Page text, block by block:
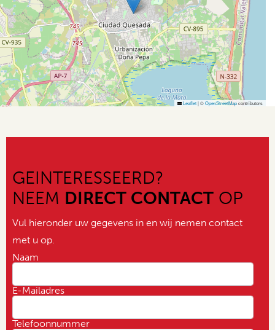
Leaflet|©OpenStreetMapcontributors
GEINTERESSEERD?
NEEM DIRECT CONTACT OP
Vul hieronder uw gegevens in en wij nemen contact
met u op.
Naam
E-Mailadres
Telefoonnummer